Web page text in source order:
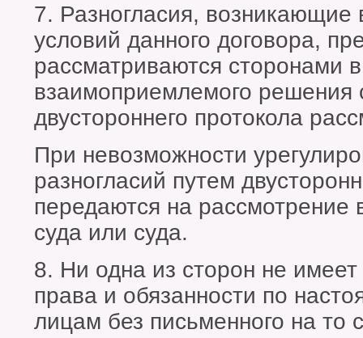
7. Разногласия, возникающие
условий данного договора,
рассматриваются сторонами
взаимоприемлемого
двустороннего протокола
При невозможности
разногласий путем
передаются на рассмотрение
суда или суда.
8. Ни одна из сторон не
права и обязанности по
лицам без письменного на то